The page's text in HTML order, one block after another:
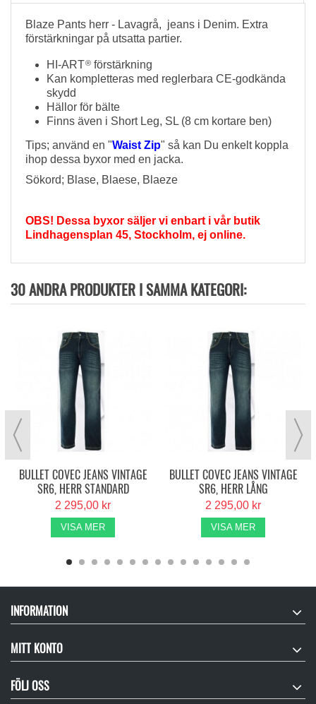
Blaze Pants herr - Lavagrå, jeans i Denim. Extra
förstärkningar på utsatta partier.
HI-ART® förstärkning
Kan kompletteras med reglerbara CE-godkända
skydd
Hällor för bälte
Finns även i Short Leg, SL (8 cm kortare ben)
Tips; använd en "Waist Zip" så kan Du enkelt koppla
ihop dessa byxor med en jacka.
Sökord; Blase, Blaese, Blaeze
OBS! Dessa byxor säljer vi enbart i vår butik
Lindhagensplan 45, Stockholm, ej online.
30 ANDRA PRODUKTER I SAMMA KATEGORI:
BULLET COVEC JEANS VINTAGE
SR6, HERR STANDARD
2 295,00 kr
VISA MER
BULLET COVEC JEANS VINTAGE
SR6, HERR LÅNG
2 295,00 kr
VISA MER
INFORMATION
MITT KONTO
FÖLJ OSS